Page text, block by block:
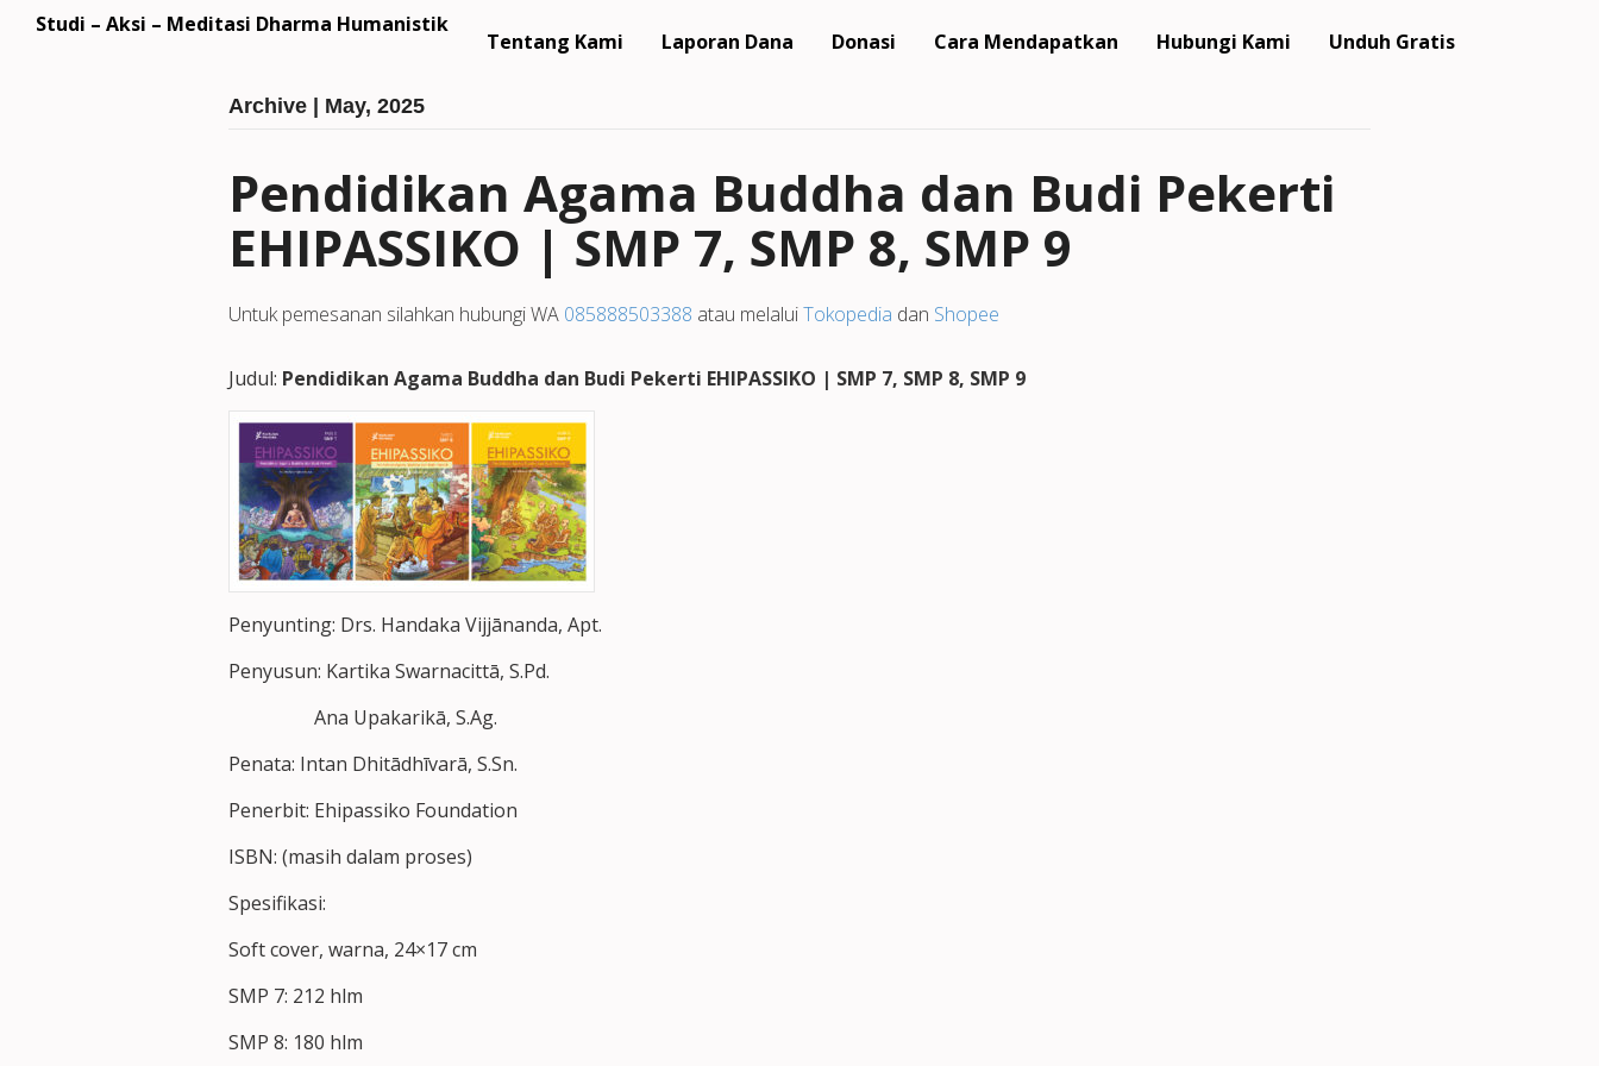
Studi – Aksi – Meditasi Dharma Humanistik
Tentang Kami Laporan Dana Donasi Cara Mendapatkan Hubungi Kami Unduh Gratis
Archive | May, 2025
Pendidikan Agama Buddha dan Budi Pekerti
EHIPASSIKO | SMP 7, SMP 8, SMP 9
Untuk pemesanan silahkan hubungi WA 085888503388 atau melaluiTokopedia dan Shopee
Judul: Pendidikan Agama Buddha dan Budi Pekerti EHIPASSIKO | SMP 7, SMP 8, SMP 9
Penyunting: Drs. Handaka Vijjānanda, Apt.
Penyusun: Kartika Swarnacittā, S.Pd.
Ana Upakarikā, S.Ag.
Penata: Intan Dhitādhīvarā, S.Sn.
Penerbit: Ehipassiko Foundation
ISBN: (masih dalam proses)
Spesifikasi:
Soft cover, warna, 24×17 cm
SMP 7: 212 hlm
SMP 8: 180 hlm